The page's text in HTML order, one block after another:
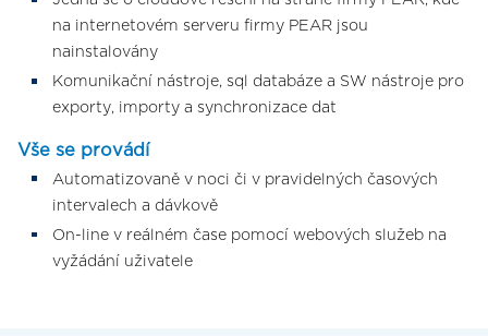
na internetovém serveru firmy PEAR jsou
nainstalovány
Komunikační nástroje, sql databáze a SW nástroje pro
exporty, importy a synchronizace dat
Vše se provádí
Automatizovaně v noci či v pravidelných časových
intervalech a dávkově
On-line v reálném čase pomocí webových služeb na
vyžádání uživatele